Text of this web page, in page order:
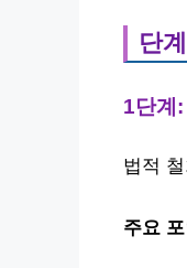
단
1단계
법적
주요